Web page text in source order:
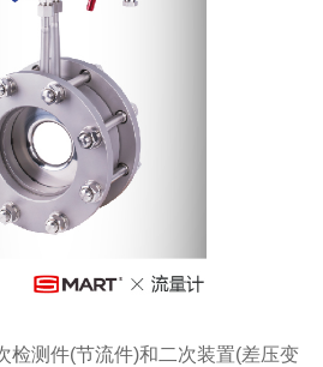
测件(节流件)和二次装置(差压变